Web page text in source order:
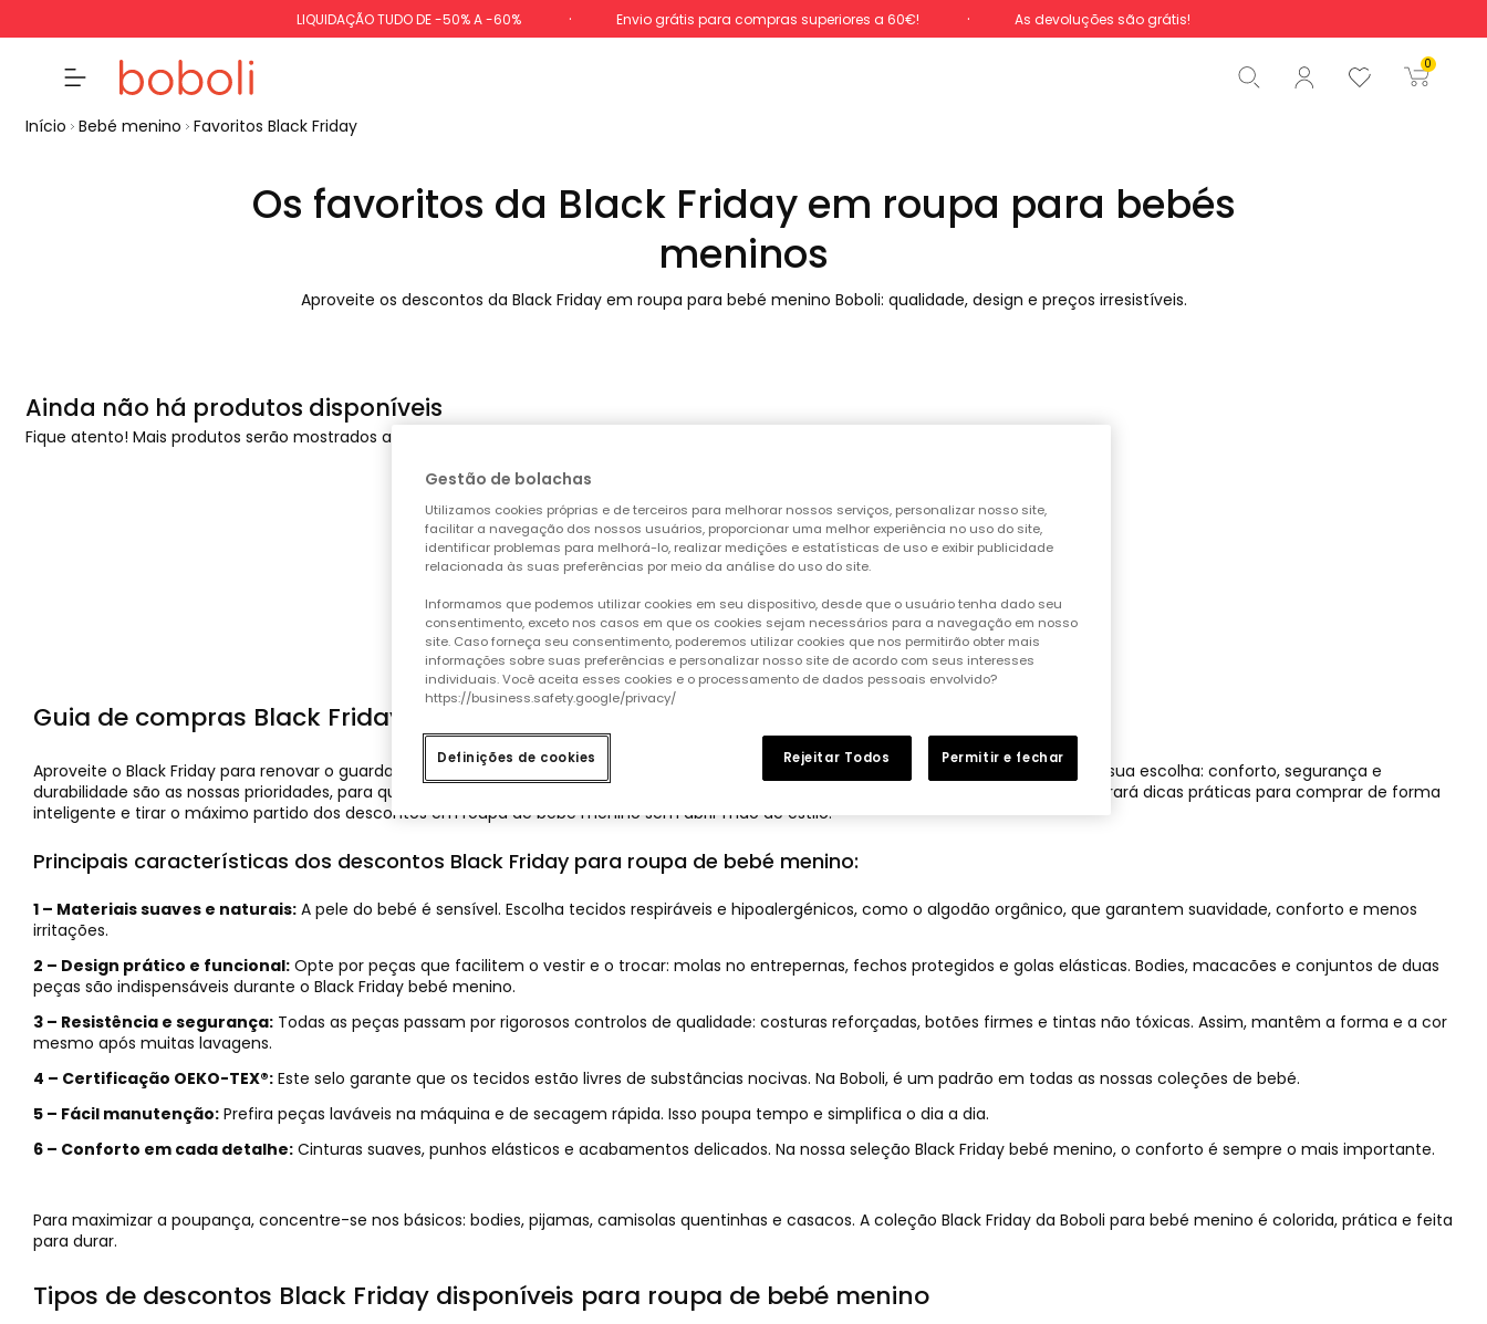
LIQUIDAÇÃO TUDO DE -50% A -60% Envio grátis para compras superiores a 60€! As devoluções são grátis!
0
Total 0,00 €
Iniciar ordem
Início Bebé menino Favoritos Black Friday
Os favoritos da Black Friday em roupa para bebés
meninos
Aproveite os descontos da Black Friday em roupa para bebé menino Boboli: qualidade, design e preços irresistíveis.
Ainda não há produtos disponíveis
Fique atento! Mais produtos serão mostrados aqui à medida que forem adicionados.
*Desconto aplicado sobre
o preço da temporada
Guia de compras Black Friday para roupa de bebé menino
Aproveite o Black Friday para renovar o guarda-roupa do seu pequeno com roupas de qualidade ao melhor preço. Na Boboli, facilitamos a sua escolha: conforto, segurança e
durabilidade são as nossas prioridades, para que cada peça acompanhe o crescimento e as descobertas do seu bebé. Neste guia, encontrará dicas práticas para comprar de forma
inteligente e tirar o máximo partido dos descontos em roupa de bebé menino sem abrir mão de estilo.
Principais características dos descontos Black Friday para roupa de bebé menino:
1 – Materiais suaves e naturais: A pele do bebé é sensível. Escolha tecidos respiráveis e hipoalergénicos, como o algodão orgânico, que garantem suavidade, conforto e menos
irritações.
2 – Design prático e funcional: Opte por peças que facilitem o vestir e o trocar: molas no entrepernas, fechos protegidos e golas elásticas. Bodies, macacões e conjuntos de duas
peças são indispensáveis durante o Black Friday bebé menino.
3 – Resistência e segurança: Todas as peças passam por rigorosos controlos de qualidade: costuras reforçadas, botões firmes e tintas não tóxicas. Assim, mantêm a forma e a cor
mesmo após muitas lavagens.
4 – Certificação OEKO-TEX®: Este selo garante que os tecidos estão livres de substâncias nocivas. Na Boboli, é um padrão em todas as nossas coleções de bebé.
5 – Fácil manutenção: Prefira peças laváveis na máquina e de secagem rápida. Isso poupa tempo e simplifica o dia a dia.
6 – Conforto em cada detalhe: Cinturas suaves, punhos elásticos e acabamentos delicados. Na nossa seleção Black Friday bebé menino, o conforto é sempre o mais importante.
Para maximizar a poupança, concentre-se nos básicos: bodies, pijamas, camisolas quentinhas e casacos. A coleção Black Friday da Boboli para bebé menino é colorida, prática e feita
para durar.
Tipos de descontos Black Friday disponíveis para roupa de bebé menino
Gestão de bolachas
Utilizamos cookies próprias e de terceiros para melhorar nossos serviços, personalizar nosso site,
facilitar a navegação dos nossos usuários, proporcionar uma melhor experiência no uso do site,
identificar problemas para melhorá-lo, realizar medições e estatísticas de uso e exibir publicidade
relacionada às suas preferências por meio da análise do uso do site.
Informamos que podemos utilizar cookies em seu dispositivo, desde que o usuário tenha dado seu
consentimento, exceto nos casos em que os cookies sejam necessários para a navegação em nosso
site. Caso forneça seu consentimento, poderemos utilizar cookies que nos permitirão obter mais
informações sobre suas preferências e personalizar nosso site de acordo com seus interesses
individuais. Você aceita esses cookies e o processamento de dados pessoais envolvido?
https://business.safety.google/privacy/
Definições de cookies Rejeitar Todos Permitir e fechar